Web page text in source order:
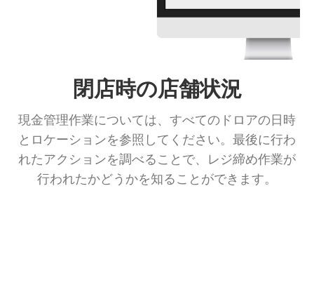
閉店時の店舗状況
現金管理作業については、すべてのドロアの日時
とロケーションを参照してください。最後に行わ
れたアクションを調べることで、レジ締め作業が
行われたかどうかを知ることができます。